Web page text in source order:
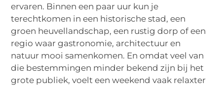
ervaren. Binnen een paar uur kun je
terechtkomen in een historische stad, een
groen heuvellandschap, een rustig dorp of een
regio waar gastronomie, architectuur en
natuur mooi samenkomen. En omdat veel van
die bestemmingen minder bekend zijn bij het
grote publiek, voelt een weekend vaak relaxter